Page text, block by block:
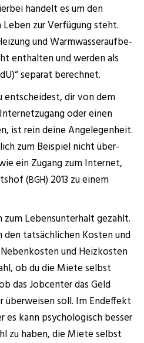
han­delt es um den
zur Ver­fü­gung steht.
und Warm­was­ser­auf­be­
ent­hal­ten und wer­den als
sepa­rat berechnet.
ent­schei­dest, dir von dem
oder einen
ist rein dei­ne Ange­le­gen­heit.
zum Bei­spiel nicht über­
ein Zugang zum Inter­net,
(BGH) 2013 zu einem
zum Lebens­un­ter­halt gezahlt.
tat­säch­li­chen Kos­ten und
und Heiz­kos­ten
ob du die Mie­te selbst
das Job­cen­ter das Geld
soll. Im End­ef­fekt
es kann psy­cho­lo­gisch bes­ser
zu haben, die Mie­te selbst